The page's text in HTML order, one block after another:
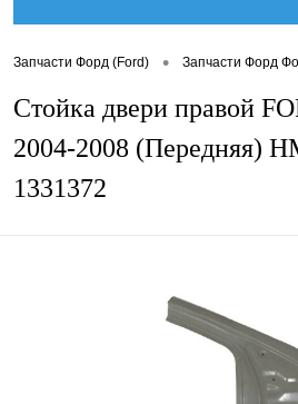
Запчасти Форд (Ford) • Запчасти Форд
Стойка двери правой
2004-2008 (Передняя)
1331372